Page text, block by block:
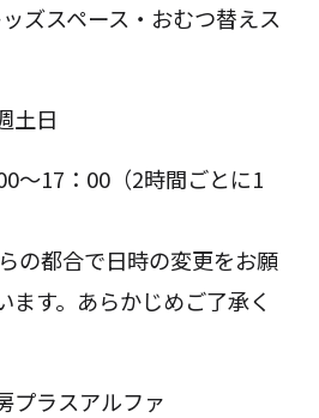
ズスペース・おむつ替えス
日
17：00（2時間ごとに1
で日時の変更をお願
ます。あらかじめご了承く
ラスアルファ